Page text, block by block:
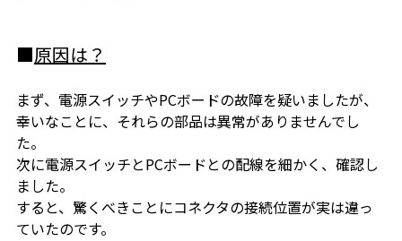
■原因は？
まず、電源スイッチやPCボードの故障を疑いましたが、
幸いなことに、それらの部品は異常がありませんでし
た。
次に電源スイッチとPCボードとの配線を細かく、確認し
ました。
すると、驚くべきことにコネクタの接続位置が実は違っ
ていたのです。